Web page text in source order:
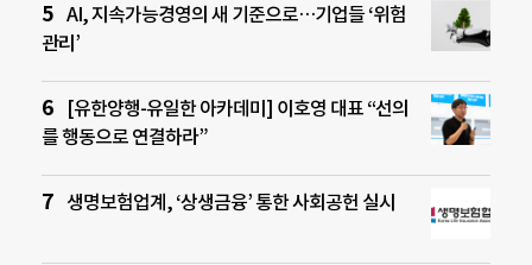
AI, 지속가능경영의 새 기준으로…기업들 ‘위험
관리’
[유한양행-유일한 아카데미] 이호영 대표 “선의
를 행동으로 연결하라”
생명보험업계, ‘상생금융’ 통한 사회공헌 실시